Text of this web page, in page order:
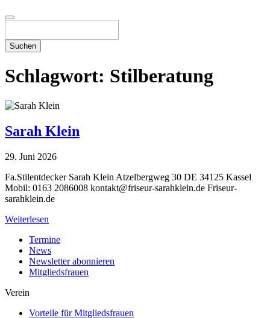
Suchen
Schlagwort: Stilberatung
Sarah Klein
29. Juni 2026
Fa.Stilentdecker Sarah Klein Atzelbergweg 30 DE 34125 Kassel
Mobil: 0163 2086008 kontakt@friseur-sarahklein.de Friseur-
sarahklein.de
Weiterlesen
Termine
News
Newsletter abonnieren
Mitgliedsfrauen
Verein
Vorteile für Mitgliedsfrauen